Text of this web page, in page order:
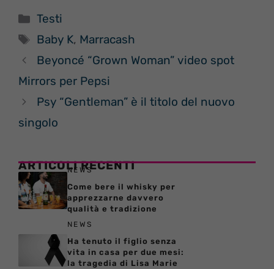
Categorie
Testi
Tag
Baby K, Marracash
Beyoncé “Grown Woman” video spot
Mirrors per Pepsi
Psy “Gentleman” è il titolo del nuovo
singolo
ARTICOLI RECENTI
NEWS
Come bere il whisky per
apprezzarne davvero
qualità e tradizione
NEWS
Ha tenuto il figlio senza
vita in casa per due mesi:
la tragedia di Lisa Marie